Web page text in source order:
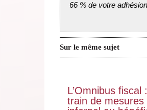
66 % de votre
Sur le même sujet
L’Omnibus fiscal
train de mesures